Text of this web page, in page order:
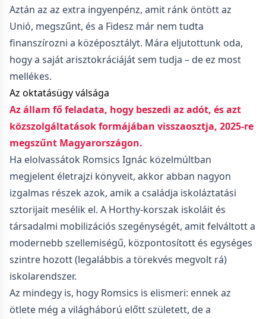
Aztán az az extra ingyenpénz, amit ránk öntött az
Unió, megszűnt, és a Fidesz már nem tudta
finanszírozni a középosztályt. Mára eljutottunk oda,
hogy a saját arisztokráciáját sem tudja – de ez most
mellékes.
Az oktatásügy válsága
Az állam fő feladata, hogy beszedi az adót, és azt
közszolgáltatások formájában visszaosztja, 2025-re
megszűnt Magyarországon.
Ha elolvassátok Romsics Ignác közelmúltban
megjelent életrajzi könyveit, akkor abban nagyon
izgalmas részek azok, amik a családja iskoláztatási
sztorijait mesélik el. A Horthy-korszak iskoláit és
társadalmi mobilizációs szegénységét, amit felváltott a
modernebb szellemiségű, központosított és egységes
szintre hozott (legalábbis a törekvés megvolt rá)
iskolarendszer.
Az mindegy is, hogy Romsics is elismeri: ennek az
ötlete még a világháború előtt született, de a